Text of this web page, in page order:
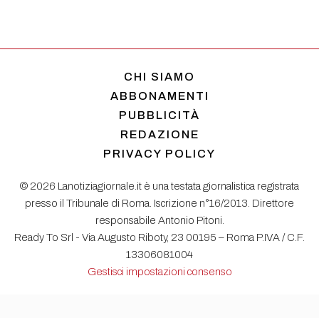
CHI SIAMO
ABBONAMENTI
PUBBLICITÀ
REDAZIONE
PRIVACY POLICY
© 2026 Lanotiziagiornale.it è una testata giornalistica registrata
presso il Tribunale di Roma. Iscrizione n°16/2013. Direttore
responsabile Antonio Pitoni.
Ready To Srl - Via Augusto Riboty, 23 00195 – Roma P.IVA / C.F.
13306081004
Gestisci impostazioni consenso